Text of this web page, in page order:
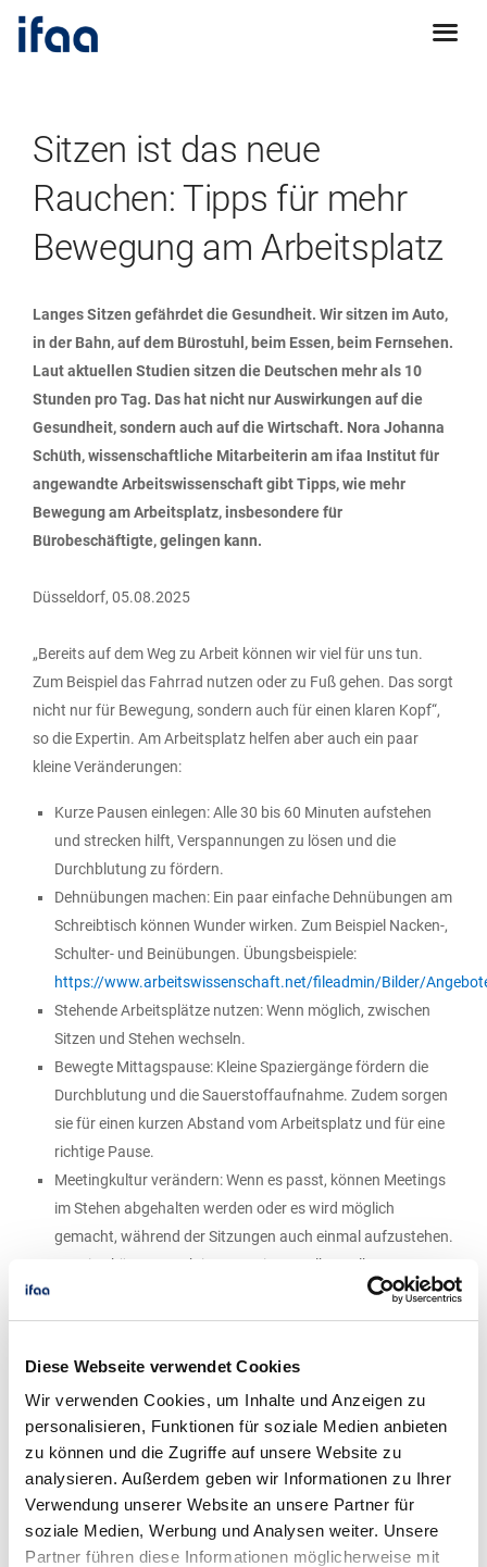
Diese Webseite verwendet Cookies
Wir verwenden Cookies, um Inhalte und Anzeigen zu
personalisieren, Funktionen für soziale Medien anbieten
zu können und die Zugriffe auf unsere Website zu
analysieren. Außerdem geben wir Informationen zu Ihrer
Verwendung unserer Website an unsere Partner für
soziale Medien, Werbung und Analysen weiter. Unsere
Partner führen diese Informationen möglicherweise mit
Sitzen ist das neue
Rauchen: Tipps für mehr
Bewegung am Arbeitsplatz
Langes Sitzen gefährdet die Gesundheit. Wir sitzen im Auto,
in der Bahn, auf dem Bürostuhl, beim Essen, beim Fernsehen.
Laut aktuellen Studien sitzen die Deutschen mehr als 10
Stunden pro Tag. Das hat nicht nur Auswirkungen auf die
Gesundheit, sondern auch auf die Wirtschaft. Nora Johanna
Schüth, wissenschaftliche Mitarbeiterin am ifaa Institut für
angewandte Arbeitswissenschaft gibt Tipps, wie mehr
Bewegung am Arbeitsplatz, insbesondere für
Bürobeschäftigte, gelingen kann.
Düsseldorf, 05.08.2025
„Bereits auf dem Weg zu Arbeit können wir viel für uns tun.
Zum Beispiel das Fahrrad nutzen oder zu Fuß gehen. Das sorgt
nicht nur für Bewegung, sondern auch für einen klaren Kopf“,
so die Expertin. Am Arbeitsplatz helfen aber auch ein paar
kleine Veränderungen:
Kurze Pausen einlegen: Alle 30 bis 60 Minuten aufstehen
und strecken hilft, Verspannungen zu lösen und die
Durchblutung zu fördern.
Dehnübungen machen: Ein paar einfache Dehnübungen am
Schreibtisch können Wunder wirken. Zum Beispiel Nacken-,
Schulter- und Beinübungen. Übungsbeispiele:
https://www.arbeitswissenschaft.net/fileadmin/Bilder/
Stehende Arbeitsplätze nutzen: Wenn möglich, zwischen
Sitzen und Stehen wechseln.
Bewegte Mittagspause: Kleine Spaziergänge fördern die
Durchblutung und die Sauerstoffaufnahme. Zudem sorgen
sie für einen kurzen Abstand vom Arbeitsplatz und für eine
richtige Pause.
Meetingkultur verändern: Wenn es passt, können Meetings
im Stehen abgehalten werden oder es wird möglich
gemacht, während der Sitzungen auch einmal aufzustehen.
Termine können auch in Form eines Walk & Talks
Bewegung in den Alltag integrieren: Nach der Arbeit einen
einbauen.
Weitere Informationen zum Thema erhalten Sie bei Christine
Molketin unterc.molketin(at)ifaa-mail.de. Gerne vermitteln wir
auch Interviews mit Prof. Dr.-Ing. Sascha Stowasser oder
unseren wissenschaftlichen Experten zu diesem und anderen
aktuellen Themen.